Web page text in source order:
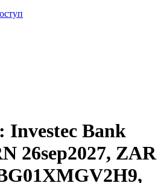
Investec Bank
26sep2027, ZAR